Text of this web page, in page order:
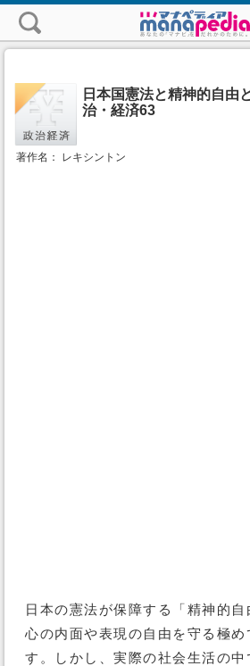
日本国憲法と精神的自
治・経済63
著作名： レキシントン
日本の憲法が保障する「精神的
心の内面や表現の自由を守る極め
す。しかし、実際の社会生活の中